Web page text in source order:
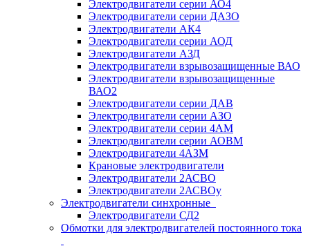
Электродвигатели серии АО4
Электродвигатели серии ДАЗО
Электродвигатели АК4
Электродвигатели серии АОД
Электродвигатели АЗД
Электродвигатели взрывозащищенные ВАО
Электродвигатели взрывозащищенные
ВАО2
Электродвигатели серии ДАВ
Электродвигатели серии АЗО
Электродвигатели серии 4АМ
Электродвигатели серии АОВМ
Электродвигатели 4АЗМ
Крановые электродвигатели
Электродвигатели 2АСВО
Электродвигатели 2АСВОу
Электродвигатели синхронные
Электродвигатели СД2
Обмотки для электродвигателей постоянного тока